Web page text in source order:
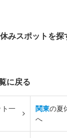
みスポットを探
に戻る
一
関東の夏
へ